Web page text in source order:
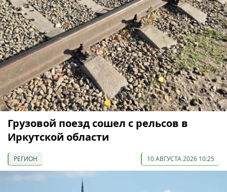
Грузовой поезд сошел с рельсов в
Иркутской области
РЕГИОН 10 АВГУСТА 2026 10:25